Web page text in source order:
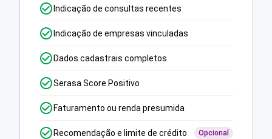
Indicação de consultas recentes
Indicação de empresas vinculadas
Dados cadastrais completos
Serasa Score Positivo
Faturamento ou renda presumida
Recomendação e limite de crédito Opcional